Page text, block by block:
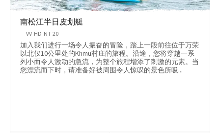
南松江半日皮划艇
VV-HD-NT-20
加入我们进行一场令人振奋的冒险，踏上一段前往位于万荣
以北仅10公里处的Khmu村庄的旅程。沿途，您将穿越一系
列小而令人激动的急流，为整个旅程增添了刺激的元素。当
您漂流而下时，请准备好被周围令人惊叹的景色所吸...